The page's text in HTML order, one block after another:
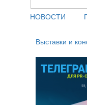
НОВОСТИ
Выставки и